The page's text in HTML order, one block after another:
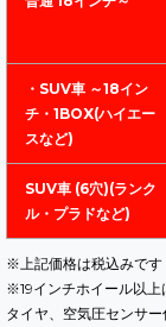
・SUV車 ～18イン
チ・1BOX(ハイエー
スなど)
SUV車 (6穴)(ランク
ル・プラドなど)
※上記価格は税込みで
※19インチホイール以上
タイヤ、空気圧センサ